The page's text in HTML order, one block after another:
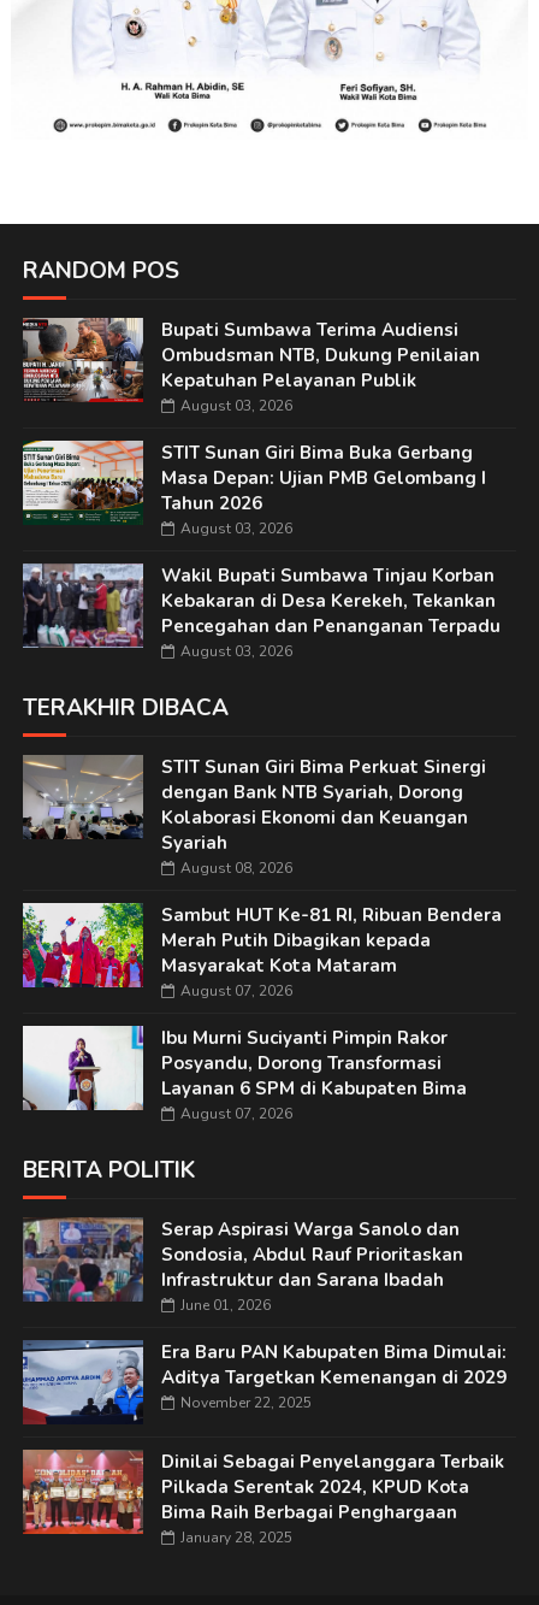
RANDOM POS
Bupati Sumbawa Terima Audiensi
Ombudsman NTB, Dukung Penilaian
Kepatuhan Pelayanan Publik
August 03, 2026
STIT Sunan Giri Bima Buka Gerbang
Masa Depan: Ujian PMB Gelombang I
Tahun 2026
August 03, 2026
Wakil Bupati Sumbawa Tinjau Korban
Kebakaran di Desa Kerekeh, Tekankan
Pencegahan dan Penanganan Terpadu
August 03, 2026
TERAKHIR DIBACA
STIT Sunan Giri Bima Perkuat Sinergi
dengan Bank NTB Syariah, Dorong
Kolaborasi Ekonomi dan Keuangan
Syariah
August 08, 2026
Sambut HUT Ke-81 RI, Ribuan Bendera
Merah Putih Dibagikan kepada
Masyarakat Kota Mataram
August 07, 2026
Ibu Murni Suciyanti Pimpin Rakor
Posyandu, Dorong Transformasi
Layanan 6 SPM di Kabupaten Bima
August 07, 2026
BERITA POLITIK
Serap Aspirasi Warga Sanolo dan
Sondosia, Abdul Rauf Prioritaskan
Infrastruktur dan Sarana Ibadah
June 01, 2026
Era Baru PAN Kabupaten Bima Dimulai:
Aditya Targetkan Kemenangan di 2029
November 22, 2025
Dinilai Sebagai Penyelanggara Terbaik
Pilkada Serentak 2024, KPUD Kota
Bima Raih Berbagai Penghargaan
January 28, 2025